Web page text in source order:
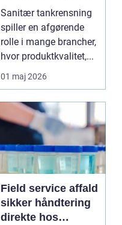
krævende
industrier
Sanitær tankrensning
spiller en afgørende
rolle i mange brancher,
hvor produktkvalitet,...
01 maj 2026
Field service affald
sikker håndtering
direkte hos